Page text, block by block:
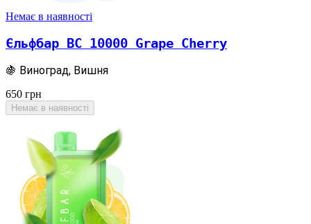
Немає в наявності
Єльфбар BC 10000 Grape Cherry
🍇 Виноград, Вишня
650 грн
Немає в наявності